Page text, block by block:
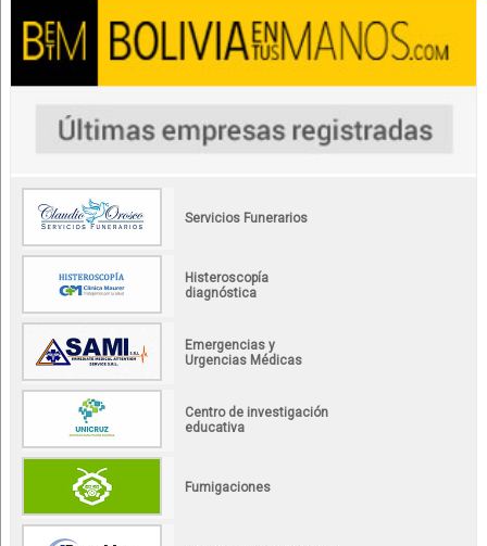
Servicios Funerarios
Histeroscopía
diagnóstica
Emergencias y
Urgencias Médicas
Centro de investigación
educativa
Fumigaciones